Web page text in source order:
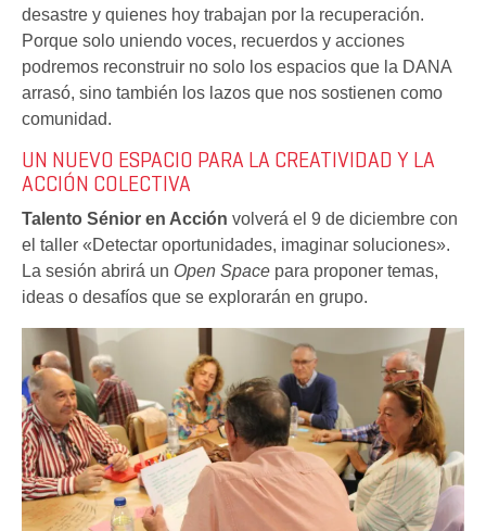
desastre y quienes hoy trabajan por la recuperación.
Porque solo uniendo voces, recuerdos y acciones
podremos reconstruir no solo los espacios que la DANA
arrasó, sino también los lazos que nos sostienen como
comunidad.
UN NUEVO ESPACIO PARA LA CREATIVIDAD Y LA
ACCIÓN COLECTIVA
Talento Sénior en Acción volverá el 9 de diciembre con
el taller «Detectar oportunidades, imaginar soluciones».
La sesión abrirá un Open Space para proponer temas,
ideas o desafíos que se explorarán en grupo.